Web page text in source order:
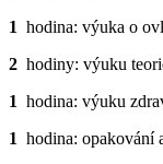
1 hodina: výuka o
2 hodiny: výuku
1 hodina: výuku
1 hodina: opakování